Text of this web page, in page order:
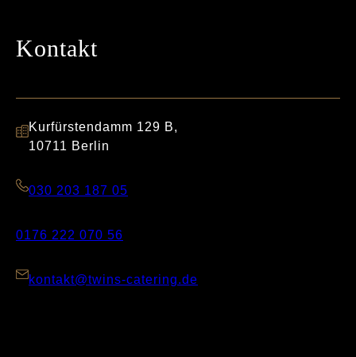
Kontakt
Kurfürstendamm 129 B,
10711 Berlin
030 203 187 05
0176 222 070 56
kontakt@twins-catering.de